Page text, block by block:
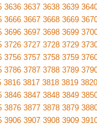
3636 3637 3638 3639
3666 3667 3668 3669
3696 3697 3698 3699
3726 3727 3728 3729
3756 3757 3758 3759
3786 3787 3788 3789
3816 3817 3818 3819 3820
3846 3847 3848 3849
3876 3877 3878 3879
3906 3907 3908 3909